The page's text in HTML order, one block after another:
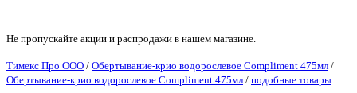
Не пропускайте акции и распродажи в нашем магазине.
Тимекс Про ООО / Обертывание-крио водорослевое Compliment 475мл /
Обертывание-крио водорослевое Compliment 475мл / подобные товары